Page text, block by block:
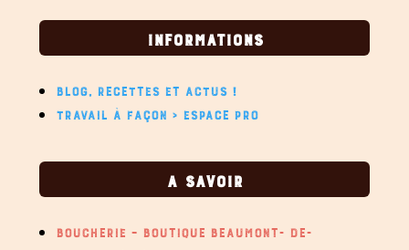
INFORMATIONS
BLOG, RECETTES ET ACTUS !
TRAVAIL À FAÇON > ESPACE PRO
A SAVOIR
BOUCHERIE – BOUTIQUE BEAUMONT- DE-